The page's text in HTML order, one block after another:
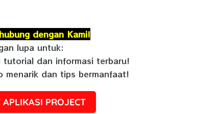
dengan Kami!
lupa untuk:
tutorial dan informasi terbaru!
menarik dan tips bermanfaat!
APLIKASI PROJECT